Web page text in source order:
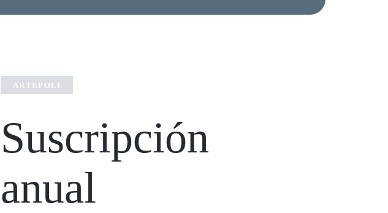
ARTEPOLI
Suscripción
anual